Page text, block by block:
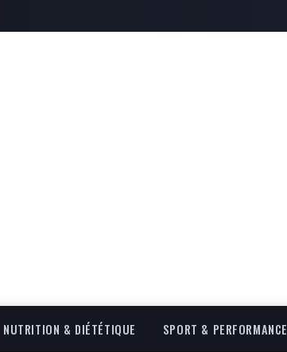
NUTRITION & DIÉTÉTIQUE SPORT & PERFORMANCE